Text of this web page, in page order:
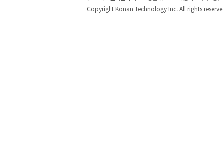
Copyright Konan Technology Inc. All rights